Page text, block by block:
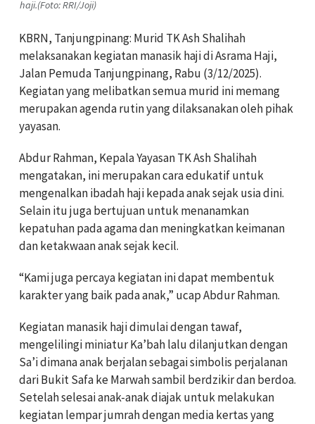
haji.(Foto: RRI/Joji)
KBRN, Tanjungpinang: Murid TK Ash Shalihah
melaksanakan kegiatan manasik haji di Asrama Haji,
Jalan Pemuda Tanjungpinang, Rabu (3/12/2025).
Kegiatan yang melibatkan semua murid ini memang
merupakan agenda rutin yang dilaksanakan oleh pihak
yayasan.
Abdur Rahman, Kepala Yayasan TK Ash Shalihah
mengatakan, ini merupakan cara edukatif untuk
mengenalkan ibadah haji kepada anak sejak usia dini.
Selain itu juga bertujuan untuk menanamkan
kepatuhan pada agama dan meningkatkan keimanan
dan ketakwaan anak sejak kecil.
“Kami juga percaya kegiatan ini dapat membentuk
karakter yang baik pada anak,” ucap Abdur Rahman.
Kegiatan manasik haji dimulai dengan tawaf,
mengelilingi miniatur Ka’bah lalu dilanjutkan dengan
Sa’i dimana anak berjalan sebagai simbolis perjalanan
dari Bukit Safa ke Marwah sambil berdzikir dan berdoa.
Setelah selesai anak-anak diajak untuk melakukan
kegiatan lempar jumrah dengan media kertas yang